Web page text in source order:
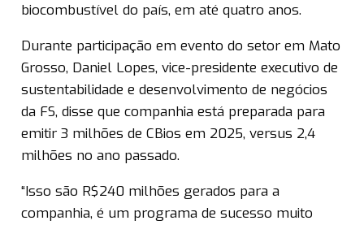
biocombustível do país, em até quatro anos.
Durante participação em evento do setor em Mato
Grosso, Daniel Lopes, vice-presidente executivo de
sustentabilidade e desenvolvimento de negócios
da FS, disse que companhia está preparada para
emitir 3 milhões de CBios em 2025, versus 2,4
milhões no ano passado.
“Isso são R$240 milhões gerados para a
companhia, é um programa de sucesso muito